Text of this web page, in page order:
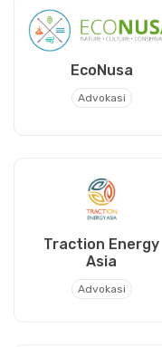
EcoNusa
Advokasi
Traction Energy
Asia
Advokasi